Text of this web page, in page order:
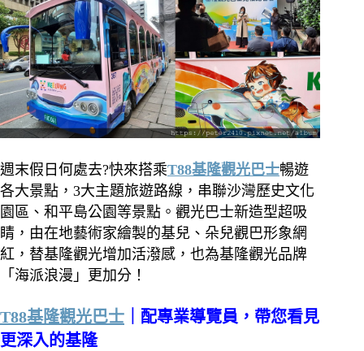
週末假日何處去?快來搭乘T88基隆觀光巴士暢遊
各大景點，3大主題旅遊路線，串聯沙灣歷史文化
園區、和平島公園等景點。觀光巴士新造型超吸
睛，由在地藝術家繪製的基兒、朵兒觀巴形象網
紅，替基隆觀光增加活潑感，也為基隆觀光品牌
「海派浪漫」更加分！
T88基隆觀光巴士 ｜配專業導覽員，帶您看見
更深入的基隆